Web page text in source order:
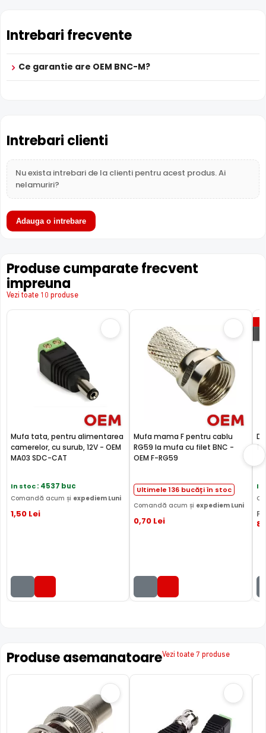
Intrebari frecvente
Ce garantie are OEM BNC-M?
Intrebari clienti
Nu exista intrebari de la clienti pentru acest produs. Ai
nelamuriri?
Adauga o intrebare
Produse cumparate frecvent
impreuna
Vezi toate 10 produse
Mufa tata, pentru alimentarea
camerelor, cu surub, 12V - OEM
MA03 SDC-CAT
In stoc: 4537 buc
Comandă acum și expediem Luni
1,50 Lei
Mufa mama F pentru cablu
RG59 la mufa cu filet BNC -
OEM F-RG59
Ultimele 136 bucăți în stoc
Comandă acum și expediem Luni
0,70 Lei
In
8
Produse asemanatoareVezi toate 7 produse